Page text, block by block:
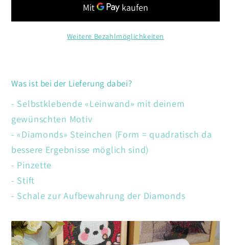
Zebras
Weitere Bezahlmöglichkeiten
Was ist bei der Lieferung dabei?
- Selbstklebende «Leinwand» mit deinem
gewünschten Motiv
- «Diamonds» Steinchen (Form = quadratisch da
bessere Ergebnisse möglich sind)
- Pinzette
- Stift
- Schale zur Aufbewahrung der Diamonds